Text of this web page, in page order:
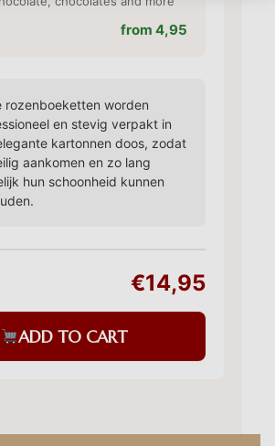
from 4,95
rozenboeketten worden
en stevig verpakt in
kartonnen doos, zodat
aankomen en zo lang
hun schoonheid kunnen
€14,95
ADD TO CART